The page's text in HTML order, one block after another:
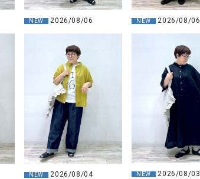
NEW 2026/08/06 NEW 2026/08/06
NEW 2026/08/04 NEW 2026/08/03